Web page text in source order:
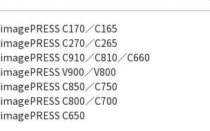
imagePRESS C170／C165
imagePRESS C270／C265
imagePRESS C910／C810／C660
imagePRESS V900／V800
imagePRESS C850／C750
imagePRESS C800／C700
imagePRESS C650